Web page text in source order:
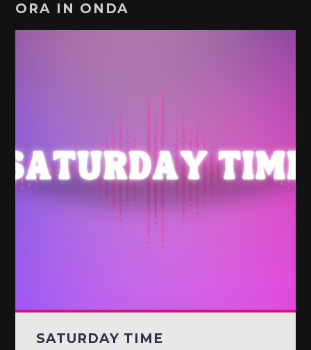
ORA IN ONDA
SATURDAY TIME